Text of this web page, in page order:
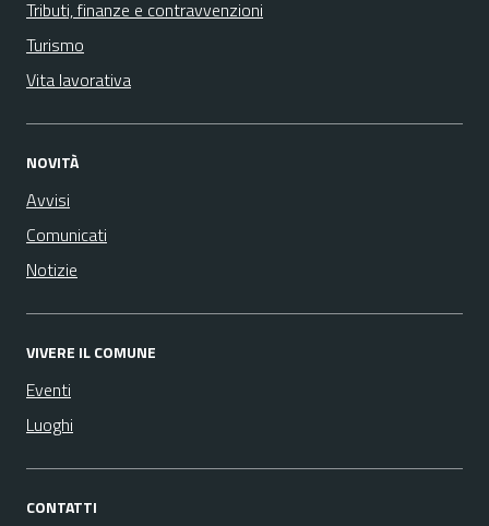
Tributi, finanze e contravvenzioni
Turismo
Vita lavorativa
NOVITÀ
Avvisi
Comunicati
Notizie
VIVERE IL COMUNE
Eventi
Luoghi
CONTATTI